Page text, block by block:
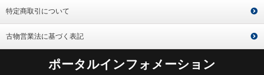
特定商取引について
古物営業法に基づく表記
ポータルインフォメーション